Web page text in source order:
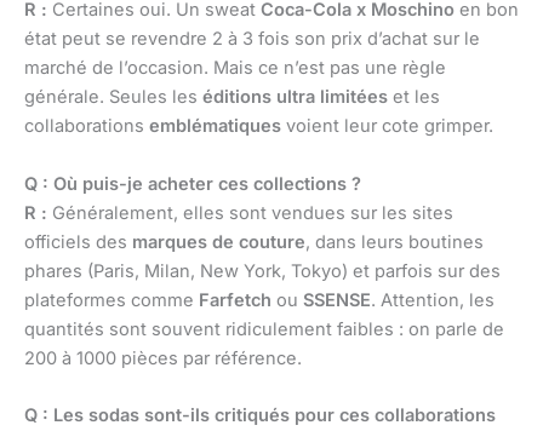
R : Certaines oui. Un sweat Coca-Cola x Moschino en bon
état peut se revendre 2 à 3 fois son prix d’achat sur le
marché de l’occasion. Mais ce n’est pas une règle
générale. Seules les éditions ultra limitées et les
collaborations emblématiques voient leur cote grimper.
Q : Où puis-je acheter ces collections ?
R : Généralement, elles sont vendues sur les sites
officiels des marques de couture, dans leurs boutines
phares (Paris, Milan, New York, Tokyo) et parfois sur des
plateformes comme Farfetch ou SSENSE. Attention, les
quantités sont souvent ridiculement faibles : on parle de
200 à 1000 pièces par référence.
Q : Les sodas sont-ils critiqués pour ces collaborations